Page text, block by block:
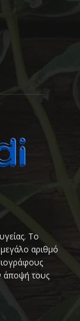
Το
αριθμό
άποψή τους